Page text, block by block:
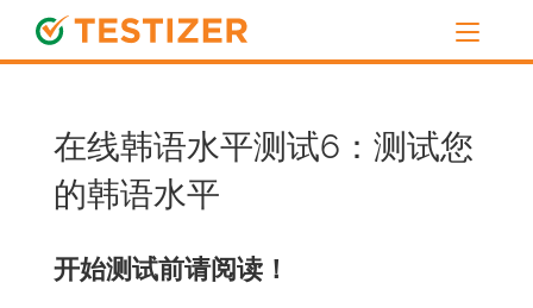
在线韩语水平测试6：测试您
的韩语水平
开始测试前请阅读！